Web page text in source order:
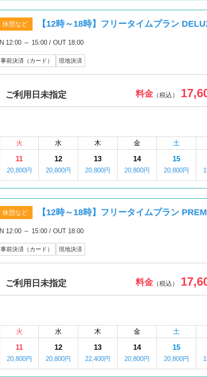
休憩など 【12時～18時】フリータイムプラン
IN 12:00 ～ 15:00 / OUT 18:00
事前決済（カード） 現地決済
ご利用日未指定 料金（税込）
火 水 木 金 土
11
20,800円
12
20,800円
13
20,800円
14
20,800円
15
20,800円
休憩など 【12時～18時】フリータイムプラン
IN 12:00 ～ 15:00 / OUT 18:00
事前決済（カード） 現地決済
ご利用日未指定 料金（税込）
火 水 木 金 土
11
20,800円
12
20,800円
13
22,400円
14
20,800円
15
20,800円